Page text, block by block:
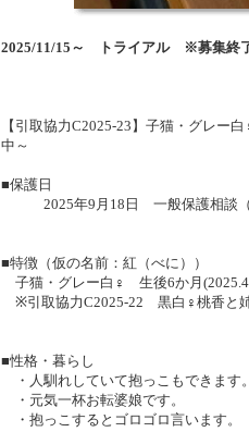
2025/11/15～ トライアル ※募集終
【引取協力C2025-23】子猫・グレ
中～
■保護日
2025年9月18日 一般保護相談（
■特徴（仮の名前：紅（べに））
子猫・グレー白♀ 生後6か月
※引取協力C2025-22 黒白♀桃香と
■性格・暮らし
・人馴れしていて抱っこもできます
・元気一杯お転婆娘です。
・抱っこするとゴロゴロ言います。